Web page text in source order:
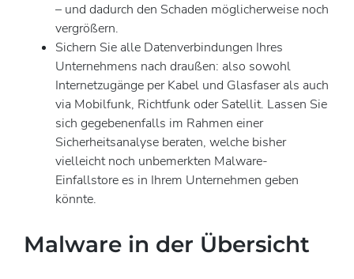
– und dadurch den Schaden möglicherweise noch
vergrößern.
Sichern Sie alle Datenverbindungen Ihres
Unternehmens nach draußen: also sowohl
Internetzugänge per Kabel und Glasfaser als auch
via Mobilfunk, Richtfunk oder Satellit. Lassen Sie
sich gegebenenfalls im Rahmen einer
Sicherheitsanalyse beraten, welche bisher
vielleicht noch unbemerkten Malware-
Einfallstore es in Ihrem Unternehmen geben
könnte.
Malware in der Übersicht